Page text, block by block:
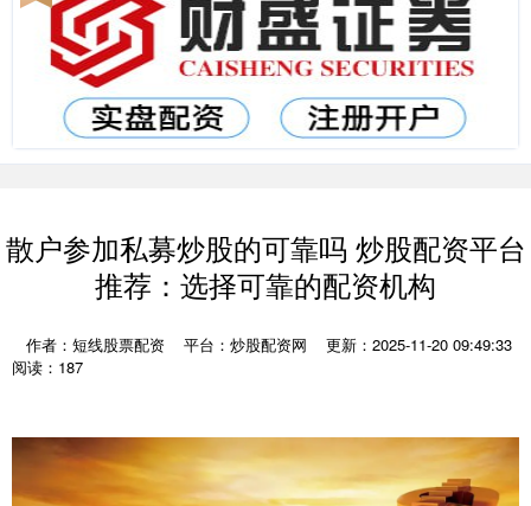
散户参加私募炒股的可靠吗 炒股配资平台
推荐：选择可靠的配资机构
作者：短线股票配资 平台：炒股配资网
更新：2025-11-20 09:49:33
阅读：187